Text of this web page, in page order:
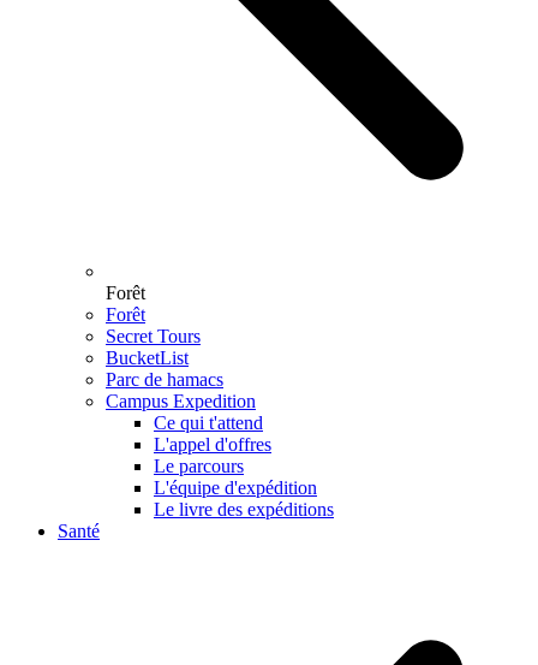
Forêt
Forêt
Secret Tours
BucketList
Parc de hamacs
Campus Expedition
Ce qui t'attend
L'appel d'offres
Le parcours
L'équipe d'expédition
Le livre des expéditions
Santé